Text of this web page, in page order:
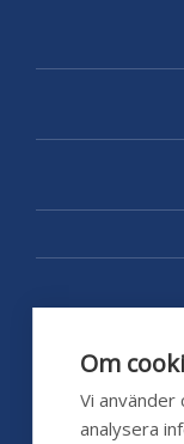
Om
Vi använder
analysera